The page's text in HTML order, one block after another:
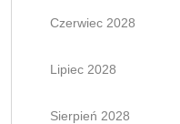
Czerwiec 2028
Lipiec 2028
Sierpień 2028